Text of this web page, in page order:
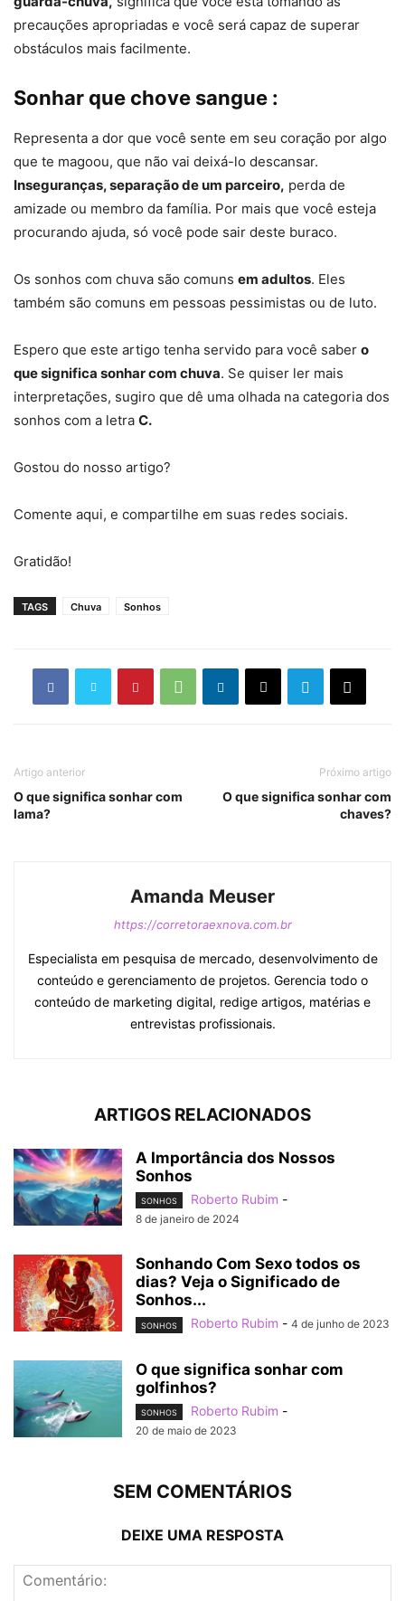
precauções apropriadas e você será capaz de superar
obstáculos mais facilmente.
Sonhar que chove sangue :
Representa a dor que você sente em seu coração por algo
que te magoou, que não vai deixá-lo descansar.
Inseguranças, separação de um parceiro, perda de
amizade ou membro da família. Por mais que você esteja
procurando ajuda, só você pode sair deste buraco.
Os sonhos com chuva são comuns em adultos. Eles
também são comuns em pessoas pessimistas ou de luto.
Espero que este artigo tenha servido para você saber o
que significa sonhar com chuva. Se quiser ler mais
interpretações, sugiro que dê uma olhada na categoria dos
sonhos com a letra C.
Gostou do nosso artigo?
Comente aqui, e compartilhe em suas redes sociais.
Gratidão!
TAGS Chuva Sonhos
Artigo anterior
O que significa sonhar com
lama?
Próximo artigo
O que significa sonhar com
chaves?
Amanda Meuser
https://corretoraexnova.com.br
Especialista em pesquisa de mercado, desenvolvimento de
conteúdo e gerenciamento de projetos. Gerencia todo o
conteúdo de marketing digital, redige artigos, matérias e
entrevistas profissionais.
ARTIGOS RELACIONADOS
A Importância dos Nossos
Sonhos
SONHOS Roberto Rubim -
8 de janeiro de 2024
Sonhando Com Sexo todos os
dias? Veja o Significado de
Sonhos...
SONHOS Roberto Rubim - 4 de junho de 2023
O que significa sonhar com
golfinhos?
SONHOS Roberto Rubim -
20 de maio de 2023
SEM COMENTÁRIOS
DEIXE UMA RESPOSTA